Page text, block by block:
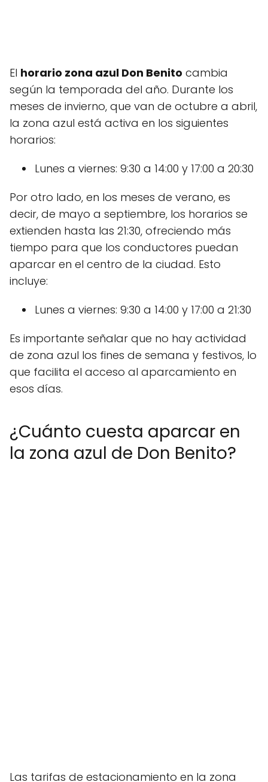
El horario zona azul Don Benito cambia
según la temporada del año. Durante los
meses de invierno, que van de octubre a abril,
la zona azul está activa en los siguientes
horarios:
Lunes a viernes: 9:30 a 14:00 y 17:00 a 20:30
Por otro lado, en los meses de verano, es
decir, de mayo a septiembre, los horarios se
extienden hasta las 21:30, ofreciendo más
tiempo para que los conductores puedan
aparcar en el centro de la ciudad. Esto
incluye:
Lunes a viernes: 9:30 a 14:00 y 17:00 a 21:30
Es importante señalar que no hay actividad
de zona azul los fines de semana y festivos, lo
que facilita el acceso al aparcamiento en
esos días.
¿Cuánto cuesta aparcar en
la zona azul de Don Benito?
Las tarifas de estacionamiento en la zona